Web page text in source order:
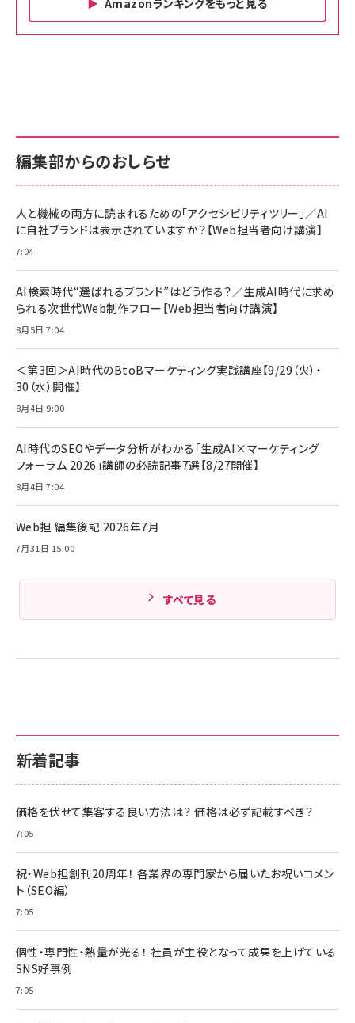
￥880
anan(アンアン)2026/06/24号 No.2500増刊
スペシャルエディション[王道エンタメの矜持／
￥1,100
年後半、あなたの恋と運命／山田涼介]
￥880
Amazonランキングをもっと見る
サポート正規品 メーカー保証5年 KLMEA128G
NIMASO ガラスフィルム iPhone 17 用 保護フィ
すい ガイド枠付き いPhone17 (6.3インチ) 対応
2枚セット DSP25F1698
￥1,599
【New】Amazon Fire TV Stick HD | 手軽にスト
レイヤー
￥6,980
Anker Soundcore P31i (Bluetooth 6.1) 【完
全ワイヤレスイヤホン/アクティブノイズキャンセリ
ング/マルチポイント接続 / 最大50時間再生 / PSE
Anker PowerLine III Flow USB-C & USB-C
ケーブル Anker絡まないケーブル 240W 結束バン
ド付き USB PD対応 シリコン素材採用 iPhone
17 / 16 / 15 / Galaxy iPad Pro MacBook
Amazonランキングをもっと見る
サポート正規品 メーカー保証5年 KLMEA128G
Amazon eギフトカード - Amazonロゴ - クラ
￥5,000
ケーブル Anker絡まないケーブル 240W 結束バン
17 / 16 / 15 / Galaxy iPad Pro MacBook
Pro/Air 各種対応 (1.8m ミッドナイトブラック)
￥1,890
キャンペーン】
￥4,857
新着記事
価格を伏せて集客する良い方法は？ 価格は必ず記載すべき？
7:05
祝・Web担創刊20周年！ 各業界の専門家から届いたお祝いコメン
ト（SEO編）
7:05
個性・専門性・熱量が光る！ 社員が主役となって成果を上げている
SNS好事例
7:05
編集部からのおしらせ
人と機械の両方に読まれるための「アクセシビリティツリー」／AI
に自社ブランドは表示されていますか？【Web担当者向け講演】
7:04
AI検索時代“選ばれるブランド”はどう作る？／生成AI時代に求め
られる次世代Web制作フロー【Web担当者向け講演】
8月5日 7:04
＜第3回＞AI時代のBtoBマーケティング実践講座【9/29（火）・
30（水）開催】
8月4日 9:00
AI時代のSEOやデータ分析がわかる「生成AI×マーケティング
フォーラム 2026」講師の必読記事7選【8/27開催】
8月4日 7:04
Web担 編集後記 2026年7月
7月31日 15:00
すべて見る